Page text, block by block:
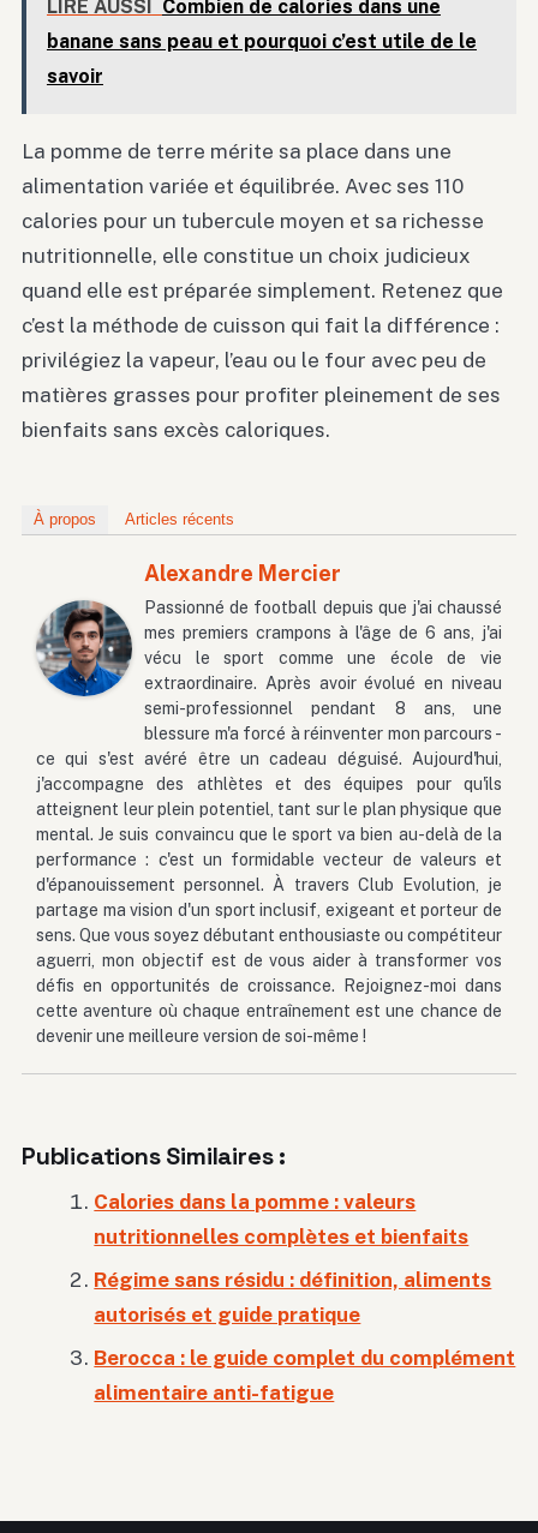
LIRE AUSSI
Combien de calories dans une
banane sans peau et pourquoi c’est utile de le
savoir
La pomme de terre mérite sa place dans une
alimentation variée et équilibrée. Avec ses 110
calories pour un tubercule moyen et sa richesse
nutritionnelle, elle constitue un choix judicieux
quand elle est préparée simplement. Retenez que
c’est la méthode de cuisson qui fait la différence :
privilégiez la vapeur, l’eau ou le four avec peu de
matières grasses pour profiter pleinement de ses
bienfaits sans excès caloriques.
À propos Articles récents
Alexandre Mercier
Passionné de football depuis que j'ai chaussé
mes premiers crampons à l'âge de 6 ans, j'ai
vécu le sport comme une école de vie
extraordinaire. Après avoir évolué en niveau
semi-professionnel pendant 8 ans, une
blessure m'a forcé à réinventer mon parcours -
ce qui s'est avéré être un cadeau déguisé. Aujourd'hui,
j'accompagne des athlètes et des équipes pour qu'ils
atteignent leur plein potentiel, tant sur le plan physique que
mental. Je suis convaincu que le sport va bien au-delà de la
performance : c'est un formidable vecteur de valeurs et
d'épanouissement personnel. À travers Club Evolution, je
partage ma vision d'un sport inclusif, exigeant et porteur de
sens. Que vous soyez débutant enthousiaste ou compétiteur
aguerri, mon objectif est de vous aider à transformer vos
défis en opportunités de croissance. Rejoignez-moi dans
cette aventure où chaque entraînement est une chance de
devenir une meilleure version de soi-même !
Publications Similaires :
Calories dans la pomme : valeurs
nutritionnelles complètes et bienfaits
Régime sans résidu : définition, aliments
autorisés et guide pratique
Berocca : le guide complet du complément
alimentaire anti-fatigue